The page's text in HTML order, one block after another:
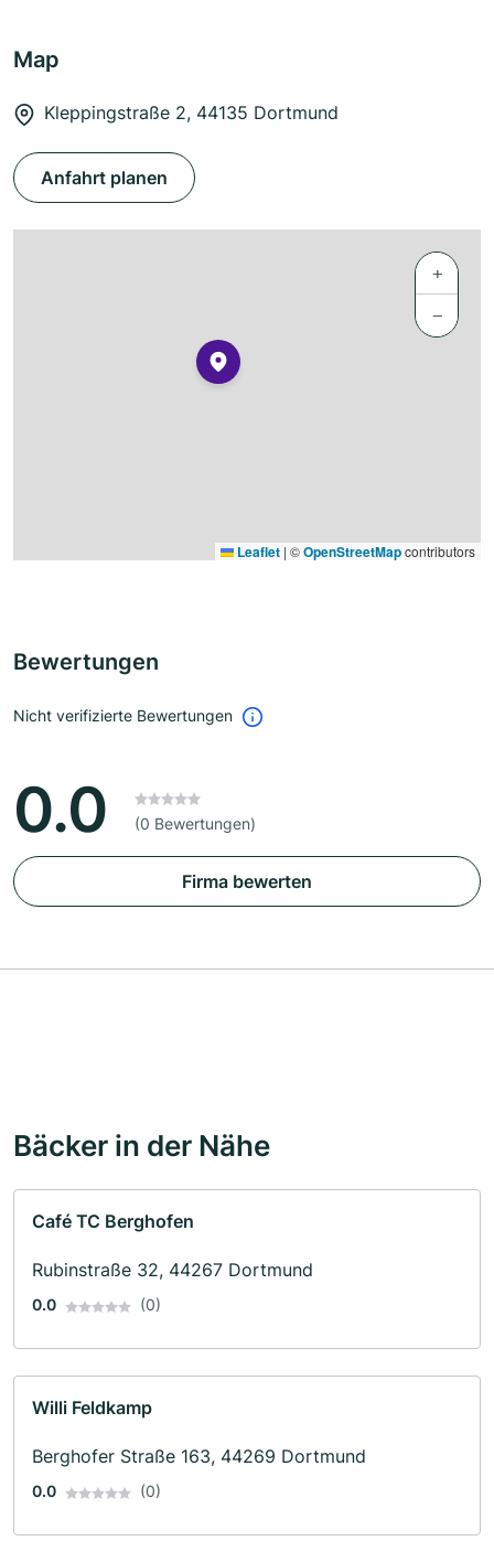
Map
Kleppingstraße 2, 44135 Dortmund
Anfahrt planen
+
−
Leaflet | ©OpenStreetMapcontributors
Bewertungen
Nicht verifizierte Bewertungen
0.0 (0 Bewertungen)
Firma bewerten
Bäcker in der Nähe
Café TC Berghofen
Rubinstraße 32, 44267 Dortmund
0.0 (0)
Willi Feldkamp
Berghofer Straße 163, 44269 Dortmund
0.0 (0)